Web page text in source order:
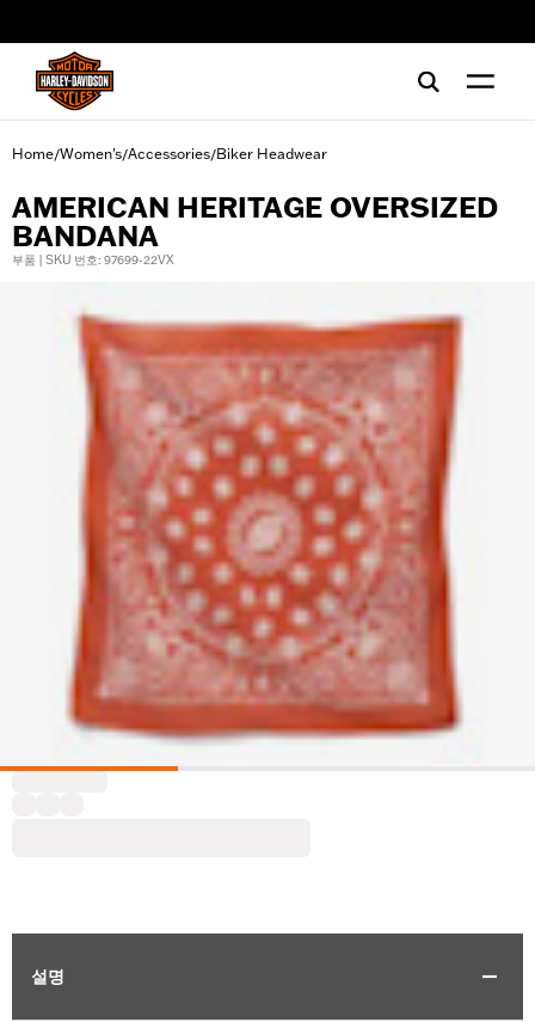
Home/Women's/Accessories/Biker Headwear
AMERICAN HERITAGE OVERSIZED
BANDANA
부품 | SKU 번호: 97699-22VX
설명